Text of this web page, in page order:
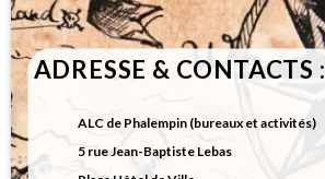
ADRESSE & CONTACTS :
ALC de Phalempin (bureaux et activités)
5 rue Jean-Baptiste Lebas